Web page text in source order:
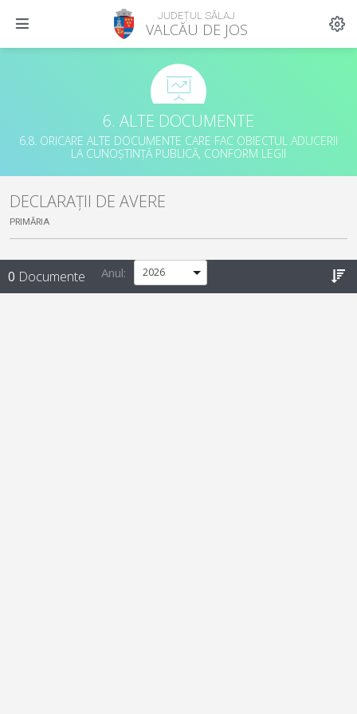
JUDEȚUL SĂLAJ
VALCĂU DE JOS
6. ALTE DOCUMENTE
6.8. ORICARE ALTE DOCUMENTE CARE FAC OBIECTUL ADUCERII
LA CUNOȘTINȚĂ PUBLICĂ, CONFORM LEGII
DECLARAȚII DE AVERE
PRIMĂRIA
0 Documente Anul: